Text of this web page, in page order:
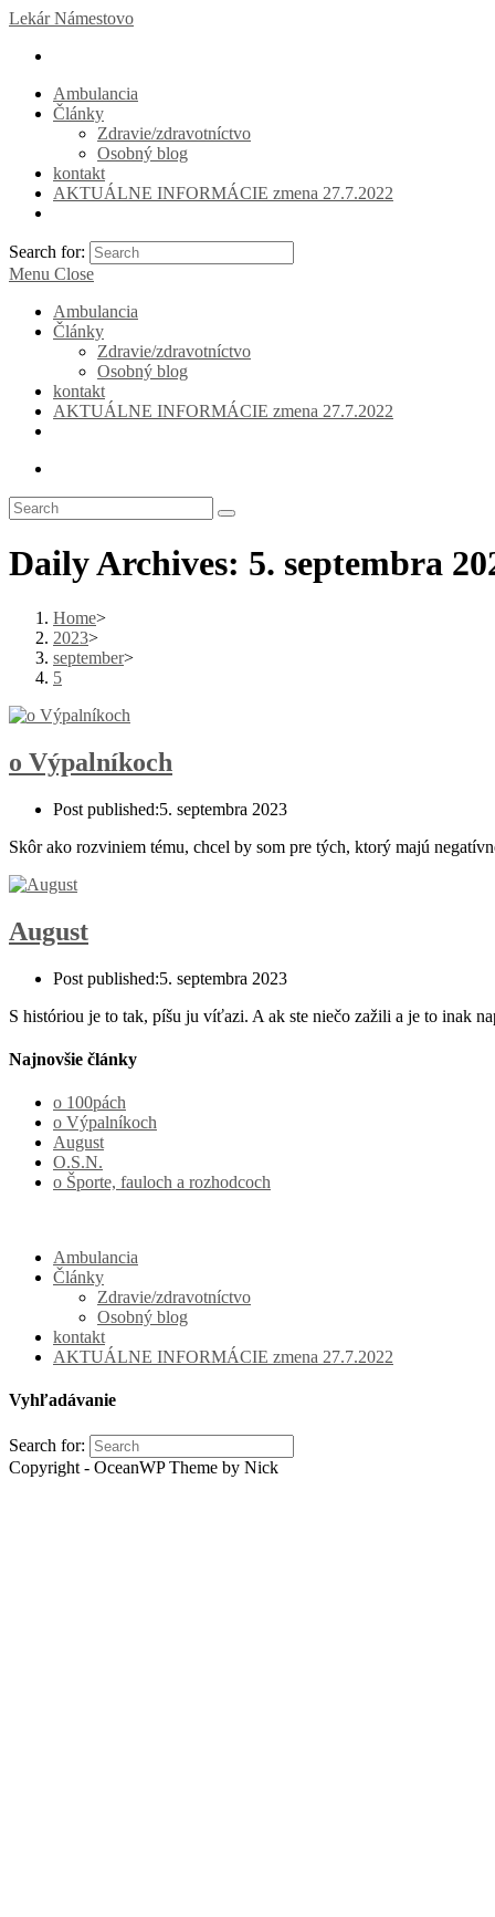
Lekár Námestovo
Ambulancia
Články
Zdravie/zdravotníctvo
Osobný blog
kontakt
AKTUÁLNE INFORMÁCIE zmena 27.7.2022
Search for:
Menu Close
Ambulancia
Články
Zdravie/zdravotníctvo
Osobný blog
kontakt
AKTUÁLNE INFORMÁCIE zmena 27.7.2022
Daily Archives: 5. septembra
Home>
2023>
september>
5
o Výpalníkoch
Post published:5. septembra 2023
Skôr ako rozviniem tému, chcel by som pre tých, ktorý majú
August
Post published:5. septembra 2023
S históriou je to tak, píšu ju víťazi. A ak ste niečo zažili a je to inak
Najnovšie články
o 100pách
o Výpalníkoch
August
O.S.N.
o Športe, fauloch a rozhodcoch
Ambulancia
Články
Zdravie/zdravotníctvo
Osobný blog
kontakt
AKTUÁLNE INFORMÁCIE zmena 27.7.2022
Vyhľadávanie
Search for:
Copyright - OceanWP Theme by Nick